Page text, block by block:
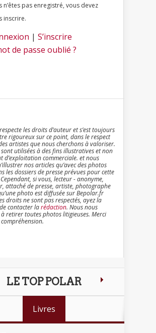
n’êtes pas enregistré, vous devez
inscrire.
| S’inscrire
de passe oublié ?
les droits d’auteur et s’est toujours
rigoureux sur ce point, dans le respect
artistes que nous cherchons à valoriser.
utilisées à des fins illustratives et non
d’exploitation commerciale. et nous
nos articles qu’avec des photos
les dossiers de presse prévues pour cette
si vous, lecteur - anonyme,
attaché de presse, artiste, photographe
photo est diffusée sur Bepolar.fr
droits ne sont pas respectés, ayez la
contacter larédaction. Nous nous
à retirer toutes photos litigieuses. Merci
LE TOP POLAR
Livres